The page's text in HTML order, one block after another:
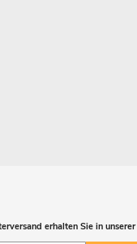
erhalten Sie in unserer